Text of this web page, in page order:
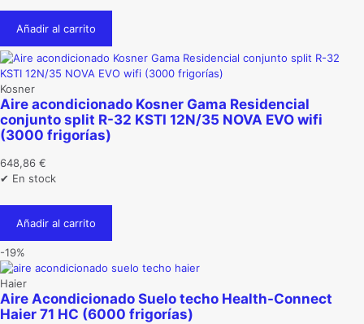
Añadir al carrito
Kosner
Aire acondicionado Kosner Gama Residencial
conjunto split R-32 KSTI 12N/35 NOVA EVO wifi
(3000 frigorías)
648,86 €
✔ En stock
Añadir al carrito
-19%
Haier
Aire Acondicionado Suelo techo Health-Connect
Haier 71 HC (6000 frigorías)